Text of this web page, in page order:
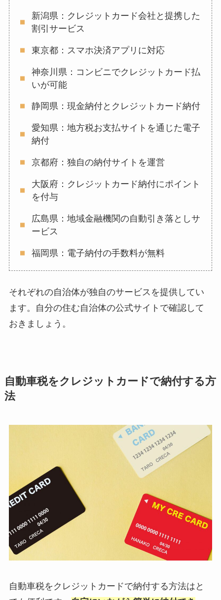
新潟県：クレジットカード会社と提携した
割引サービス
東京都：スマホ決済アプリに対応
神奈川県：コンビニでクレジットカード払
いが可能
静岡県：現金納付とクレジットカード納付
愛知県：地方税お支払サイトを通じた電子
納付
京都府：独自の納付サイトを運営
大阪府：クレジットカード納付にポイント
を付与
広島県：地域金融機関の自動引き落としサ
ービス
福岡県：電子納付の手数料が無料
それぞれの自治体が独自のサービスを提供してい
ます。自分の住む自治体の公式サイトで確認して
おきましょう。
自動車税をクレジットカードで納付する方
法
自動車税をクレジットカードで納付する方法はと